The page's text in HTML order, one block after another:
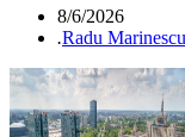
8/6/2026
.Radu Marinescu